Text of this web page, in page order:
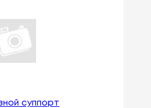
суппорт